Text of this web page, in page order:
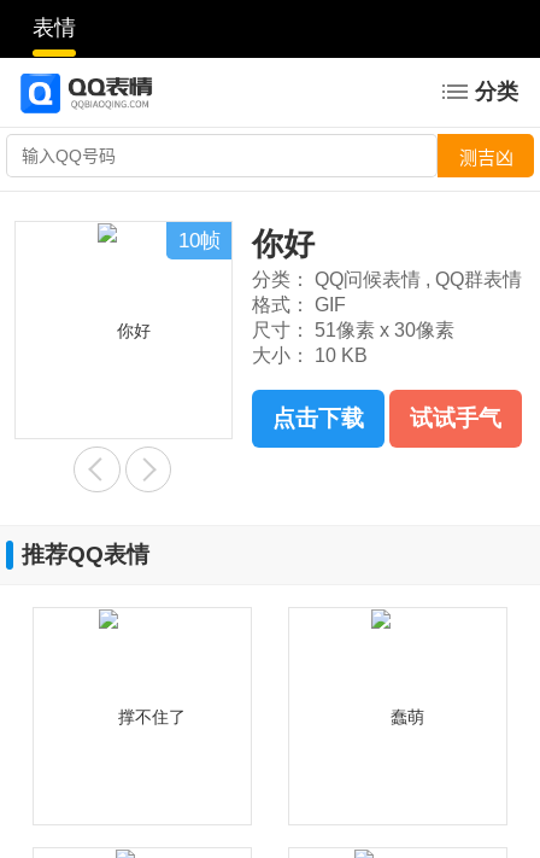
表情
分类
10帧 你好
分类： QQ问候表情 , QQ群表情
格式：
GIF
尺寸：
51像素 x 30像素
大小：
10 KB
点击下载 试试手气
推荐QQ表情